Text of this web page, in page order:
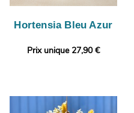
Hortensia Bleu Azur
Prix unique 27,90 €